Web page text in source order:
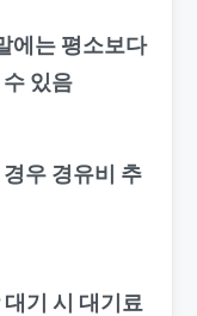
에는 평소보다
있음
우 경유비 추
기 시 대기료